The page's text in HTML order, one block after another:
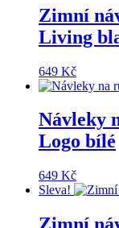
Zimní
Living
649 Kč
Návleky
Logo bílé
649 Kč
Sleva!